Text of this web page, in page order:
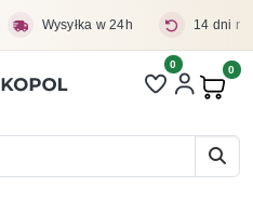
Wysyłka w 24h 14 dni
Liczba pozycji
0 0